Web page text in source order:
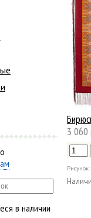
в наличии
3 060
Рисунок